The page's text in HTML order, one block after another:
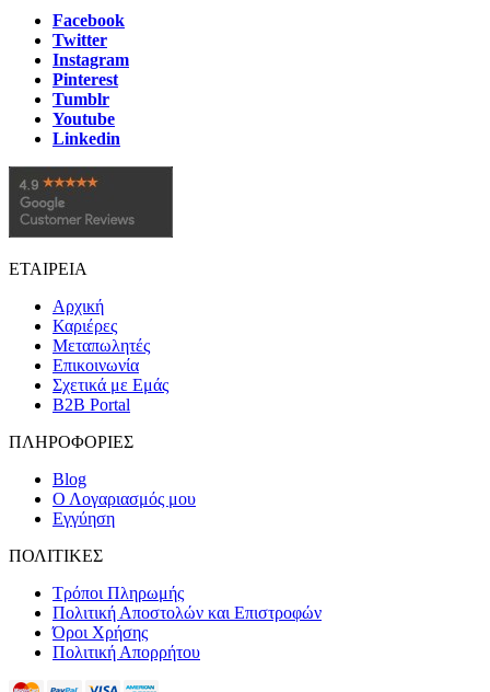
Facebook
Twitter
Instagram
Pinterest
Tumblr
Youtube
Linkedin
ΕΤΑΙΡΕΙΑ
Αρχική
Καριέρες
Μεταπωλητές
Επικοινωνία
Σχετικά με Εμάς
B2B Portal
ΠΛΗΡΟΦΟΡΙΕΣ
Blog
Ο Λογαριασμός μου
Εγγύηση
ΠΟΛΙΤΙΚΕΣ
Τρόποι Πληρωμής
Πολιτική Αποστολών και Επιστροφών
Όροι Χρήσης
Πολιτική Απορρήτου